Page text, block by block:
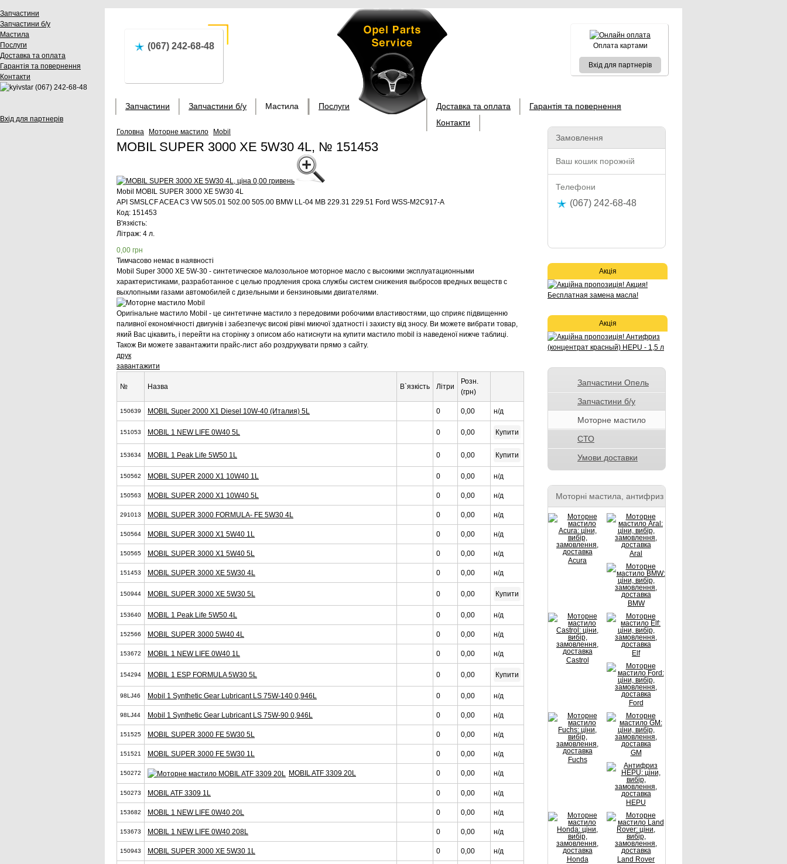
Запчастини
Запчастини б/у
Мастила
Послуги
Доставка та оплата
Гарантія та повернення
Контакти
(067) 242-68-48
Вхід для партнерів
(067) 242-68-48 Оплата картами
Вхід для партнерів
Запчастини Запчастини б/у Мастила Послуги Доставка та оплата
Гарантія та повернення
Контакти
Головна Моторне мастило Mobil
MOBIL SUPER 3000 XE 5W30 4L, № 151453
Mobil
MOBIL SUPER 3000 XE 5W30 4L
API SMSLCF ACEA C3 VW 505.01 502.00 505.00 BMW LL-04 MB 229.31 229.51 Ford WSS-M2C917-A
Код: 151453
В'язкість:
Літраж: 4 л.
0,00 грн
Тимчасово немає в наявності
Mobil Super 3000 XE 5W-30 - синтетическое малозольное моторное масло с высокими эксплуатационными
характеристиками, разработанное с целью продления срока службы систем снижения выбросов вредных веществ с
выхлопными газами автомобилей с дизельными и бензиновыми двигателями.
Оригінальне мастило Mobil - це синтетичне мастило з передовими робочими властивостями, що сприяє підвищенню
паливної економічності двигунів і забезпечує високі рівні миючої здатності і захисту від зносу. Ви можете вибрати товар,
який Вас цікавить, і перейти на сторінку з описом або натиснути на купити мастило mobil із наведеної нижче таблиці.
Також Ви можете завантажити прайс-лист або роздрукувати прямо з сайту.
друк
завантажити
№ Назва В`язкість Літри
Розн.
(грн)
150639 MOBIL Super 2000 X1 Diesel 10W-40 (Италия) 5L 0 0,00 н/д
151053 MOBIL 1 NEW LIFE 0W40 5L 0 0,00 Купити
153634 MOBIL 1 Peak Life 5W50 1L 0 0,00 Купити
150562 MOBIL SUPER 2000 X1 10W40 1L 0 0,00 н/д
150563 MOBIL SUPER 2000 X1 10W40 5L 0 0,00 н/д
291013 MOBIL SUPER 3000 FORMULA- FE 5W30 4L 0 0,00 н/д
150564 MOBIL SUPER 3000 X1 5W40 1L 0 0,00 н/д
150565 MOBIL SUPER 3000 X1 5W40 5L 0 0,00 н/д
151453 MOBIL SUPER 3000 XE 5W30 4L 0 0,00 н/д
150944 MOBIL SUPER 3000 XE 5W30 5L 0 0,00 Купити
153640 MOBIL 1 Peak Life 5W50 4L 0 0,00 н/д
152566 MOBIL SUPER 3000 5W40 4L 0 0,00 н/д
153672 MOBIL 1 NEW LIFE 0W40 1L 0 0,00 н/д
154294 MOBIL 1 ESP FORMULA 5W30 5L 0 0,00 Купити
98LJ46 Mobil 1 Synthetic Gear Lubricant LS 75W-140 0,946L 0 0,00 н/д
98LJ44 Mobil 1 Synthetic Gear Lubricant LS 75W-90 0,946L 0 0,00 н/д
151525 MOBIL SUPER 3000 FE 5W30 5L 0 0,00 н/д
151521 MOBIL SUPER 3000 FE 5W30 1L 0 0,00 н/д
150272 MOBIL ATF 3309 20L 0 0,00 н/д
150273 MOBIL ATF 3309 1L 0 0,00 н/д
153682 MOBIL 1 NEW LIFE 0W40 20L 0 0,00 н/д
153673 MOBIL 1 NEW LIFE 0W40 208L 0 0,00 н/д
150943 MOBIL SUPER 3000 XE 5W30 1L 0 0,00 н/д
Замовлення
Ваш кошик порожній
Телефони
(067) 242-68-48
Акція
Акція
Запчастини Опель
Запчастини б/у
Моторне мастило
СТО
Умови доставки
Моторні мастила, антифриз
Acura
Aral
BMW
Castrol
Elf
Ford
Fuchs
GM
HEPU
Honda Land Rover